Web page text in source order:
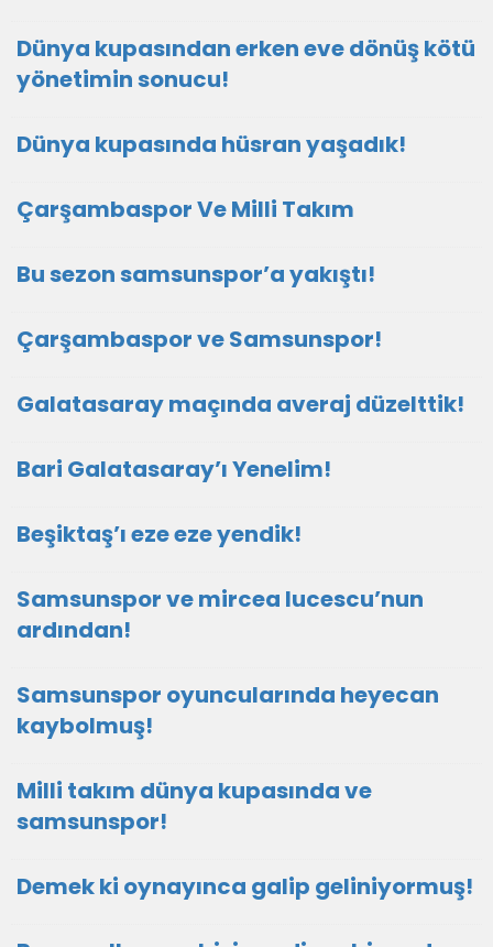
Dünya kupasından erken eve dönüş kötü
yönetimin sonucu!
Dünya kupasında hüsran yaşadık!
Çarşambaspor Ve Milli Takım
Bu sezon samsunspor’a yakıştı!
Çarşambaspor ve Samsunspor!
Galatasaray maçında averaj düzelttik!
Bari Galatasaray’ı Yenelim!
Beşiktaş’ı eze eze yendik!
Samsunspor ve mircea lucescu’nun
ardından!
Samsunspor oyuncularında heyecan
kaybolmuş!
Milli takım dünya kupasında ve
samsunspor!
Demek ki oynayınca galip geliniyormuş!